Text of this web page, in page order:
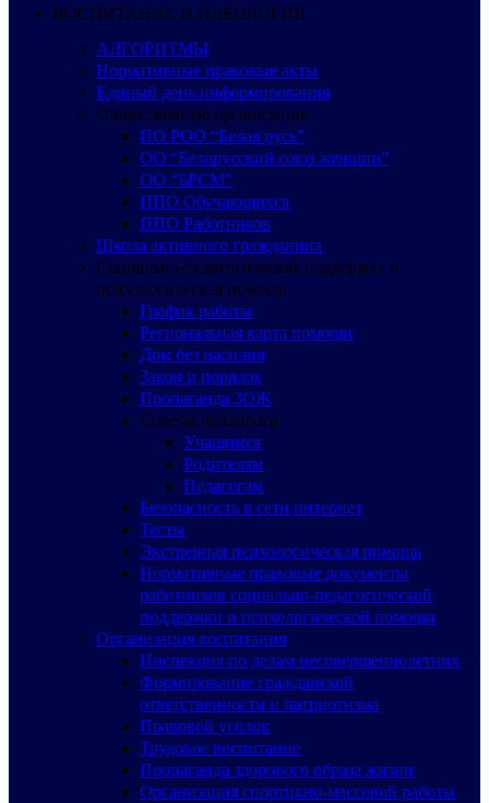
ВОСПИТАНИЕ И ИДЕОЛОГИЯ
АЛГОРИТМЫ
Нормативные правовые акты
Единый день информирования
Общественные организации
ПО РОО “Белая русь”
ОО “Белорусский союз женщин”
ОО “БРСМ”
ППО Обучающихся
ППО Работников
Школа активного гражданина
Социально-педагогическая поддержка и
психологическая помощь
График работы
Региональная карта помощи
Дом без насилия
Закон и порядок
Пропаганда ЗОЖ
Советы психолога
Учащимся
Родителям
Педагогам
Безопасность в сети интернет
Тесты
Экстренная психологическая помощь
Нормативные правовые документы
работников социально-педагогической
поддержки и психологической помощи
Организация воспитания
Инспекция по делам несовершеннолетних
Формирование гражданской
ответственности и патриотизма
Правовой уголок
Трудовое воспитание
Пропаганда здорового образа жизни
Организация спортивно-массовой работы